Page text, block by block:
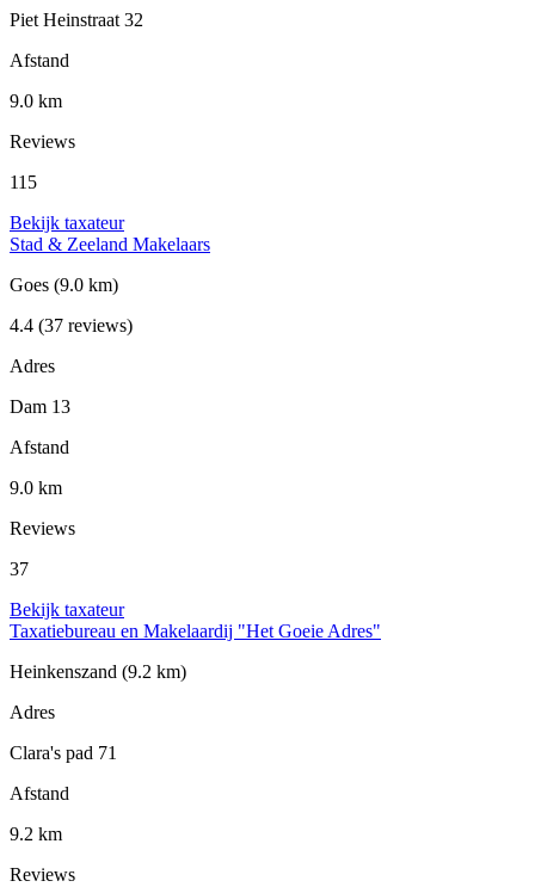
Piet Heinstraat 32
Afstand
9.0 km
Reviews
115
Bekijk taxateur
Stad & Zeeland Makelaars
Goes (9.0 km)
4.4 (37 reviews)
Adres
Dam 13
Afstand
9.0 km
Reviews
37
Bekijk taxateur
Taxatiebureau en Makelaardij "Het Goeie Adres"
Heinkenszand (9.2 km)
Adres
Clara's pad 71
Afstand
9.2 km
Reviews